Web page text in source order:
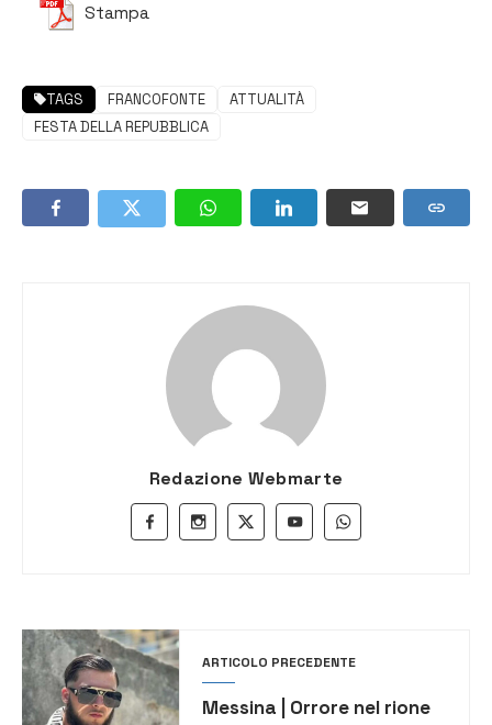
Stampa
TAGS FRANCOFONTE
ATTUALITÀ
FESTA DELLA REPUBBLICA
Redazione Webmarte
ARTICOLO PRECEDENTE
Messina | Orrore nel rione